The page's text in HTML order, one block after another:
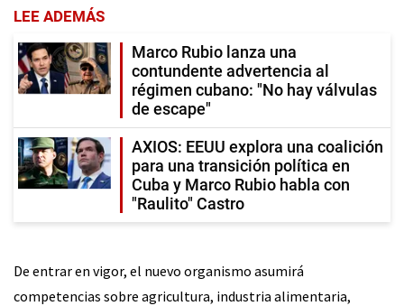
LEE ADEMÁS
Marco Rubio lanza una
contundente advertencia al
régimen cubano: "No hay válvulas
de escape"
AXIOS: EEUU explora una coalición
para una transición política en
Cuba y Marco Rubio habla con
"Raulito" Castro
De entrar en vigor, el nuevo organismo asumirá
competencias sobre agricultura, industria alimentaria,